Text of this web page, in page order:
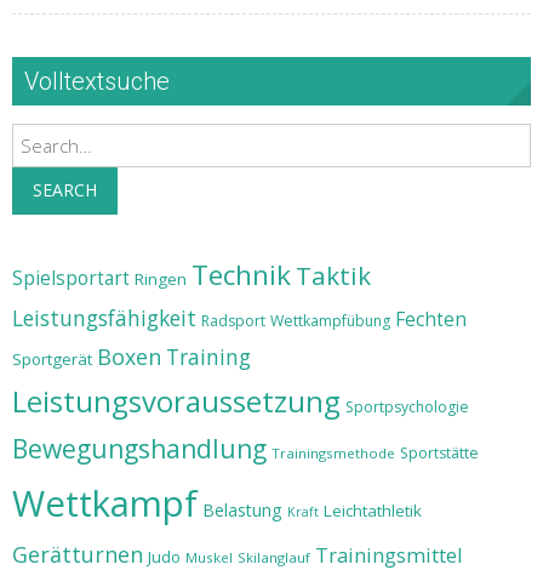
Volltextsuche
Search
SEARCH
Spielsportart Ringen TechnikTaktik
Leistungsfähigkeit Radsport Wettkampfübung Fechten
Sportgerät Boxen Training
Leistungsvoraussetzung Sportpsychologie
Bewegungshandlung Trainingsmethode Sportstätte
Wettkampf Belastung Kraft Leichtathletik
Gerätturnen Judo Muskel Skilanglauf Trainingsmittel